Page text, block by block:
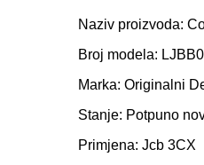
Naziv proizvoda:
Broj modela:
Marka: Originalni
Stanje: Potpuno
Primjena: Jcb 3CX